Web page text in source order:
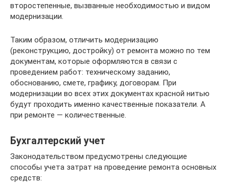
второстепенные, вызванные необходимостью и видом
модернизации.
Таким образом, отличить модернизацию
(реконструкцию, достройку) от ремонта можно по тем
документам, которые оформляются в связи с
проведением работ: техническому заданию,
обоснованию, смете, графику, договорам. При
модернизации во всех этих документах красной нитью
будут проходить именно качественные показатели. А
при ремонте — количественные.
Бухгалтерский учет
Законодательством предусмотрены следую­щие
способы учета затрат на проведение ремонта основных
средств: